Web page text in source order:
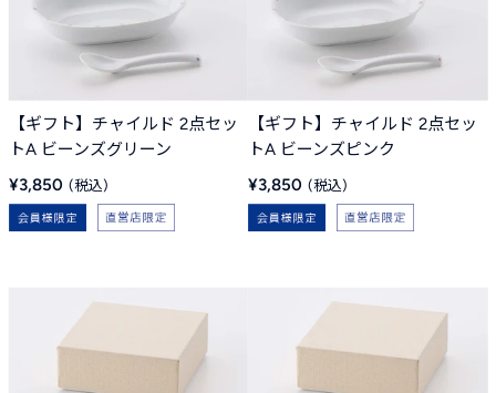
【ギフト】チャイルド 2点セッ
トA ビーンズグリーン
販
売
価
格
¥3,850
【ギフト】チャイルド 2点セッ
トA ビーンズピンク
販
売
価
格
¥3,850